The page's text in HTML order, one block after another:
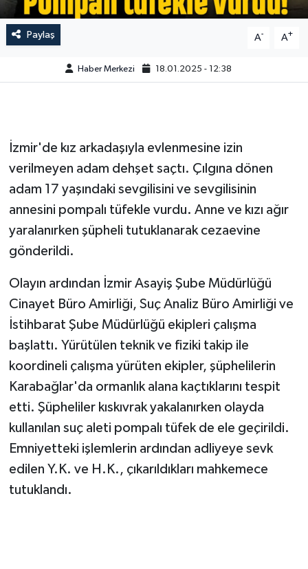
Paylaş A- A+
Haber Merkezi 18.01.2025 - 12:38
İzmir'de kız arkadaşıyla evlenmesine izin
verilmeyen adam dehşet saçtı. Çılgına dönen
adam 17 yaşındaki sevgilisini ve sevgilisinin
annesini pompalı tüfekle vurdu. Anne ve kızı ağır
yaralanırken şüpheli tutuklanarak cezaevine
gönderildi.
Olayın ardından İzmir Asayiş Şube Müdürlüğü
Cinayet Büro Amirliği, Suç Analiz Büro Amirliği ve
İstihbarat Şube Müdürlüğü ekipleri çalışma
başlattı. Yürütülen teknik ve fiziki takip ile
koordineli çalışma yürüten ekipler, şüphelilerin
Karabağlar'da ormanlık alana kaçtıklarını tespit
etti. Şüpheliler kıskıvrak yakalanırken olayda
kullanılan suç aleti pompalı tüfek de ele geçirildi.
Emniyetteki işlemlerin ardından adliyeye sevk
edilen Y.K. ve H.K., çıkarıldıkları mahkemece
tutuklandı.